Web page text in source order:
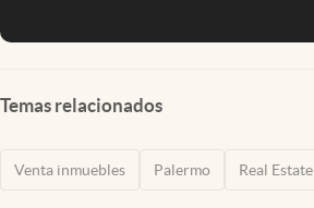
Temas relacionados
Venta inmuebles Palermo Real Estate